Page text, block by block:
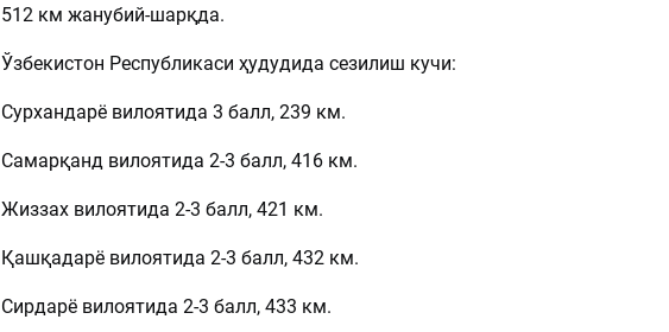
512 км жанубий-шарқда.
Ўзбекистон Республикаси ҳудудида сезилиш кучи:
Сурхандарё вилоятида 3 балл, 239 км.
Самарқанд вилоятида 2-3 балл, 416 км.
Жиззах вилоятида 2-3 балл, 421 км.
Қашқадарё вилоятида 2-3 балл, 432 км.
Сирдарё вилоятида 2-3 балл, 433 км.